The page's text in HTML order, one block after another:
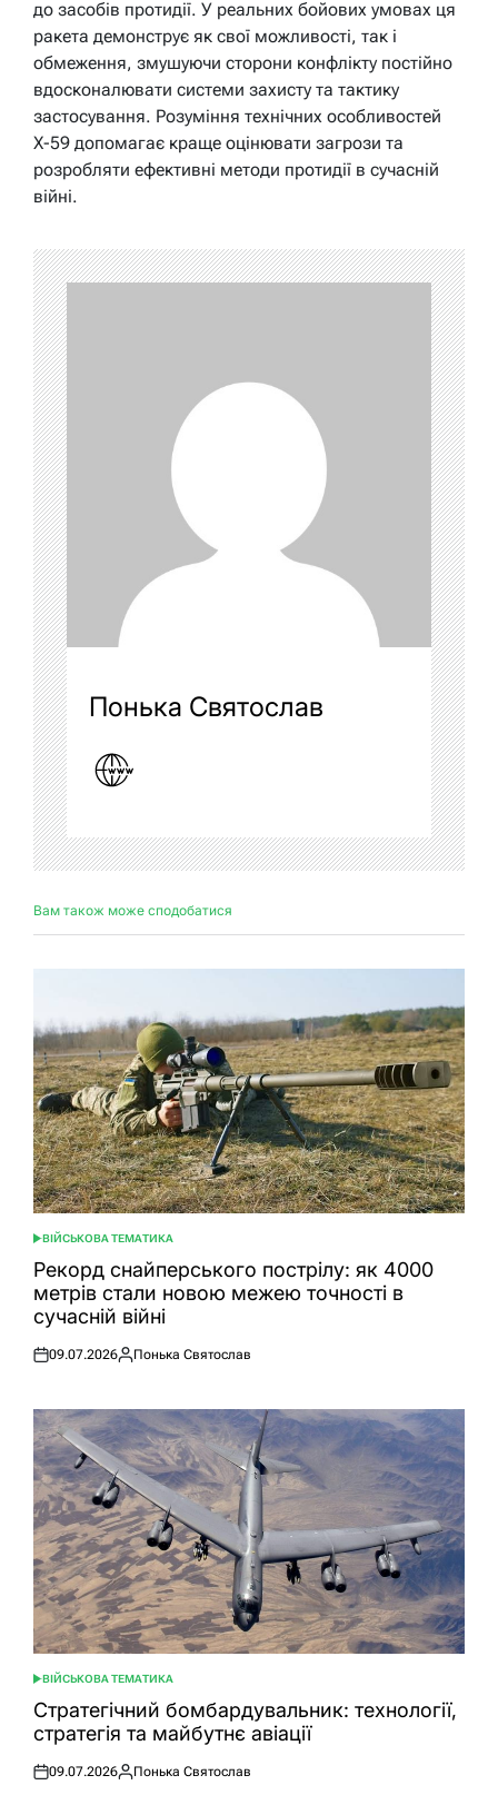
до засобів протидії. У реальних бойових умовах ця
ракета демонструє як свої можливості, так і
обмеження, змушуючи сторони конфлікту постійно
вдосконалювати системи захисту та тактику
застосування. Розуміння технічних особливостей
Х-59 допомагає краще оцінювати загрози та
розробляти ефективні методи протидії в сучасній
війні.
Понька Святослав
Вам також може сподобатися
ОПУБЛІКУВАТИ
У
ВІЙСЬКОВА ТЕМАТИКА
Рекорд снайперського пострілу: як 4000
метрів стали новою межею точності в
сучасній війні
Оприлюднено
09.07.2026
Опубліковано
Понька Святослав
ОПУБЛІКУВАТИ
У
ВІЙСЬКОВА ТЕМАТИКА
Стратегічний бомбардувальник: технології,
стратегія та майбутнє авіації
Оприлюднено
09.07.2026
Опубліковано
Понька Святослав